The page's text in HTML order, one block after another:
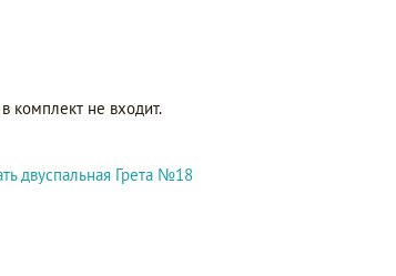
комплект не входит.
двуспальная Грета №18